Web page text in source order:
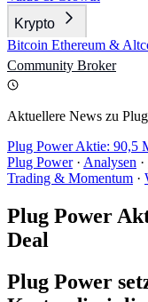
Krypto
Bitcoin Ethereum &
Community Broker
Aktuellere News zu
Plug Power Aktie: 90,5
Plug Power · Analysen ·
Trading & Momentum ·
Plug Power
Deal
Plug Power